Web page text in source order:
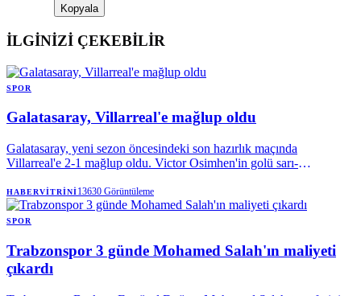
Kopyala
İLGİNİZİ ÇEKEBİLİR
SPOR
Galatasaray, Villarreal'e mağlup oldu
Galatasaray, yeni sezon öncesindeki son hazırlık maçında
Villarreal'e 2-1 mağlup oldu. Victor Osimhen'in golü sarı-
ve tribünlerden yükselen transfer tepkisi karşılaşmaya damga vurdu.
HABERVITRINI13630 Görüntüleme
SPOR
Trabzonspor 3 günde Mohamed Salah'ın maliyeti
çıkardı